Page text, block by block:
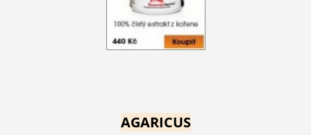
AGARICUS